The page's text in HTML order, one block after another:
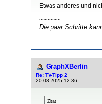
Etwas anderes und
~~~~~~
Die paar Schritte
GraphXBerlin
Re: TV-Tipp 2
20.08.2025 12:36
Zitat